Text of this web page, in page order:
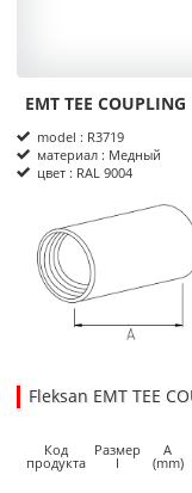
Product Informations
EMT TEE COUPLING
model : R3719
материал : Медный
цвет : RAL 9004
размеры
Fleksan EMT TEE
Код
продукта
Размер
I
A
(mm)